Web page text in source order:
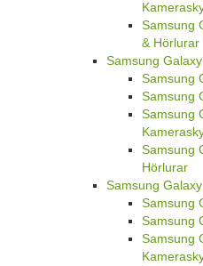
Samsung
& Hörlurar
Samsung
Samsung
Samsung
Samsung
Samsung
Hörlurar
Samsung
Samsung
Samsung
Samsung